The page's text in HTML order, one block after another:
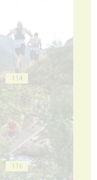
114
116